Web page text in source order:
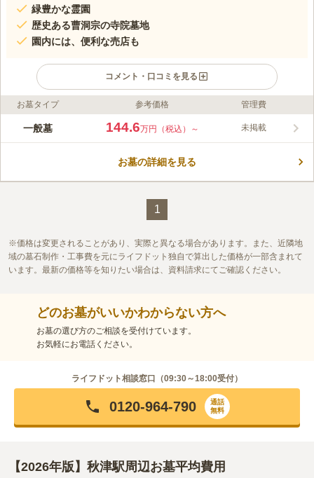
緑豊かな霊園
歴史ある曹洞宗の寺院墓地
園内には、便利な売店も
コメント・口コミを見る
ライフドット編集部のコメント
全龍寺を創建した玉室應珍が開山となり創設したといわれる由緒
出ているので安心です。 また駐車場も完備していますので、お
この霊園はまだ誰からも評価されていません。
お墓タイプ 参考価格 管理費
一般墓 144.6万円（税込）～ 未掲載
お墓の詳細を見る
1
価格は変更されることがあり、実際と異なる場合があります。また、近隣地
域の墓石制作・工事費を元にライフドット独自で算出した価格が一部含まれて
います。最新の価格等を知りたい場合は、資料請求にてご確認ください。
どのお墓がいいかわからない方へ
お墓の選び方のご相談を受付けています。
お気軽にお電話ください。
ライフドット相談窓口（09:30～18:00受付）
0120-964-790
通話
無料
【2026年版】秋津駅周辺お墓平均費用